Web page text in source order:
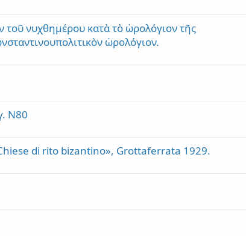
νυχθημέρου κατὰ τὸ ὡρολόγιον τῆς
ὡρολόγιον.
Ν80
di rito bizantino», Grottaferrata 1929.